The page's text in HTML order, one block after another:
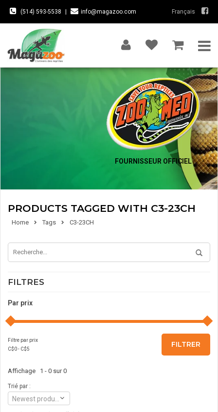
(514) 593-5538 info@magazoo.com Français
FOURNISSEUR OFFICIEL
PRODUCTS TAGGED WITH C3-23CH
Home Tags C3-23CH
FILTRES
Par prix
Filtre par prix
C$0- C$5
FILTRER
Affichage 1 - 0 sur 0
Trié par :